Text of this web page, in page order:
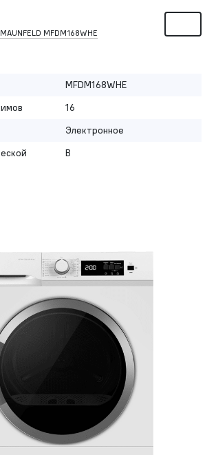
MFDM168WHE
MFDM168WHE
16
Электронное
B